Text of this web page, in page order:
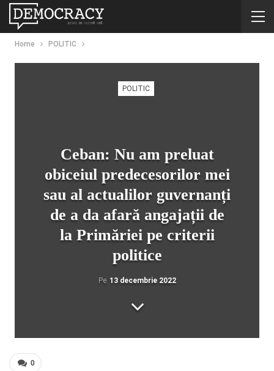
Home POLITIC
POLITIC
Ceban: Nu am preluat
obiceiul predecesorilor mei
sau al actualilor guvernanți
de a da afară angajații de
la Primăriei pe criterii
politice
Pe 13 decembrie 2022
0